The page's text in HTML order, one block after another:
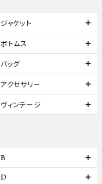
ジャケット
ボトムス
バッグ
アクセサリー
ヴィンテージ
B
D